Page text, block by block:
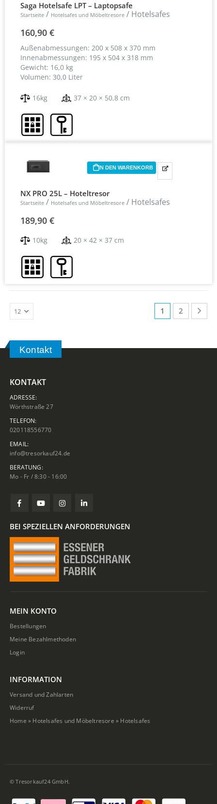
Saga Hotelsafe LPT – Laptopsafe
Startseite/ Hotelsafes und Möbeltresore/ Hotelsafes
160,90 €
Außenabmessungen: 200 x 508 x 370 mm
Innenabmessungen: 195 x 504 x 318 mm
Gewicht: 16,0 kg
Volumen: 30,0 Liter
16kg 37 × 20 × 50,8 cm
IN DEN WARENKORB
NX PRO 25L – Hoteltresor
Startseite/ Hotelsafes und Möbeltresore/ Hotelsafes
189,90 €
10kg 20 × 42 × 37 cm
1 2
Kontakt
KONTAKT
ADRESSE:
Wörthstraße 27
TELEFON:
020118556770
EMAIL:
info@tresorkauf24.de
BERATUNG:
Mo - Fr / 8:30 - 16:00
BEI SPEZIELLEN ANFORDERUNGEN
MEIN KONTO
Bestellungen
Meine Bezahlmethoden
Login
INFORMATION
Versand und Zahlarten
Widerruf
Home » Hotelsafes und Möbeltresore » Hotelsafes
© Tresorkauf24 GmbH.